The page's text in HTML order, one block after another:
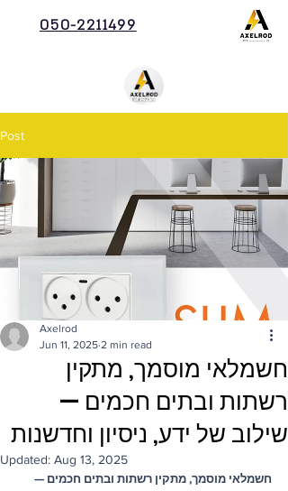
050-2211499
Post
חשמלאי מוסמך, מתקין
רשתות ובתים חכמים —
שילוב של ידע, ניסיון וחדשנות
Axelrod
Jun 11, 2025 2 min read
Updated: Aug 13, 2025
חשמלאי מוסמך, מתקין רשתות ובתים חכמים —